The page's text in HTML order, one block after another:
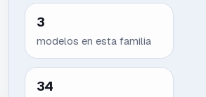
3
modelos en esta familia
34